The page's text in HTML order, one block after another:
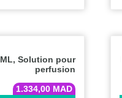
ML, Solution pour
perfusion
1.334,00 MAD